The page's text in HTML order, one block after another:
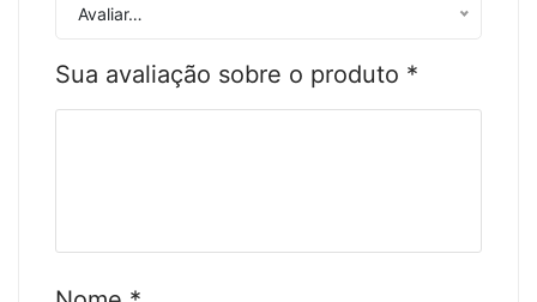
Avaliar…
Sua avaliação sobre o produto *